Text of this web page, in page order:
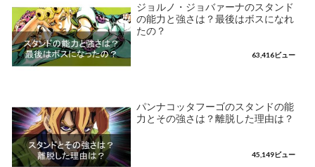
ジョルノ・ジョバァーナのスタンド
の能力と強さは？最後はボスになれ
たの？
63,416ビュー
パンナコッタフーゴのスタンドの能
力とその強さは？離脱した理由は？
45,149ビュー